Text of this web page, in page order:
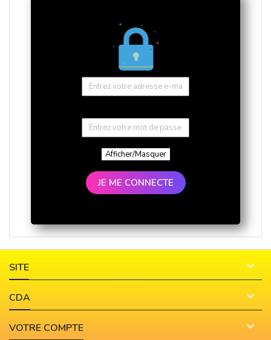
Afficher/Masquer
JE ME CONNECTE
SITE 
CDA 
VOTRE COMPTE 